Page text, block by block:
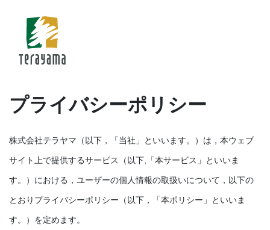
プライバシーポリシー
株式会社テラヤマ（以下，「当社」といいます。）は，本ウェブ
サイト上で提供するサービス（以下,「本サービス」といいま
す。）における，ユーザーの個人情報の取扱いについて，以下の
とおりプライバシーポリシー（以下，「本ポリシー」といいま
す。）を定めます。